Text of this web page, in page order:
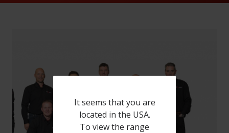
It seems that you are
located in the USA.
To view the range